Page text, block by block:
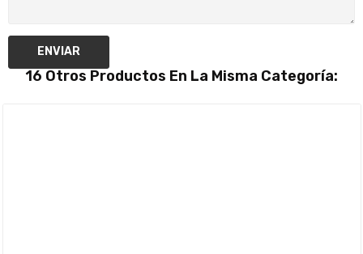
ENVIAR
16 Otros Productos En La Misma Categoría: